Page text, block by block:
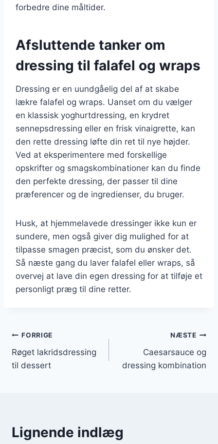
forbedre dine måltider.
Afsluttende tanker om
dressing til falafel og wraps
Dressing er en uundgåelig del af at skabe
lækre falafel og wraps. Uanset om du vælger
en klassisk yoghurtdressing, en krydret
sennepsdressing eller en frisk vinaigrette, kan
den rette dressing løfte din ret til nye højder.
Ved at eksperimentere med forskellige
opskrifter og smagskombinationer kan du finde
den perfekte dressing, der passer til dine
præferencer og de ingredienser, du bruger.
Husk, at hjemmelavede dressinger ikke kun er
sundere, men også giver dig mulighed for at
tilpasse smagen præcist, som du ønsker det.
Så næste gang du laver falafel eller wraps, så
overvej at lave din egen dressing for at tilføje et
personligt præg til dine retter.
Indlægsnavigation
FORRIGE
Røget lakridsdressing
til dessert
NÆSTE
Caesarsauce og
dressing kombination
Lignende indlæg